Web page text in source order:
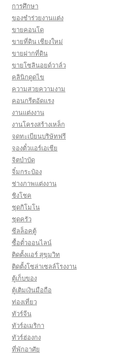
การศึกษา
ของชำร่วยงานแต่ง
ขายคอนโด
ขายที่ดิน เชียงใหม่
ขายฝากที่ดิน
ขายโซลินอยด์วาล์ว
คลินิกดูดไข
ความสวยความงาม
คอนกรีตอัดแรง
งานแต่งงาน
งานโครงสร้างเหล็ก
จดทะเบียนบริษัทฟรี
จองตั๋วแอร์เอเชีย
จิตบำบัด
จิ๋มกระป๋อง
ช่างภาพแต่งงาน
ชิงโชค
ชุดกิโมโน
ชุดครัว
ซีลล็อคตู้
ซื้อตั๋วออนไลน์
ติดตั้งเเอร์ สุขุมวิท
ติดตั้งโซล่าเซลล์โรงงาน
ตู้เก็บของ
ตู้เติมเงินมือถือ
ท่องเที่ยว
ทัวร์จีน
ทัวร์อเมริกา
ทัวร์ฮ่องกง
ที่พักอาศัย